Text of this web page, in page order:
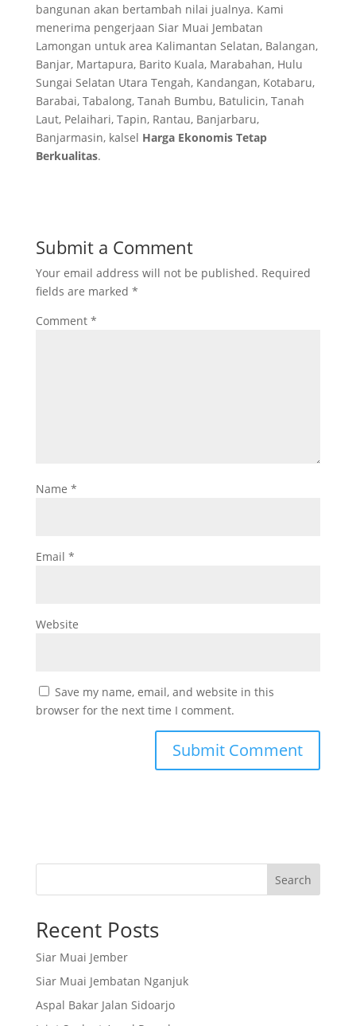
bangunan akan bertambah nilai jualnya. Kami
menerima pengerjaan Siar Muai Jembatan
Lamongan untuk area Kalimantan Selatan, Balangan,
Banjar, Martapura, Barito Kuala, Marabahan, Hulu
Sungai Selatan Utara Tengah, Kandangan, Kotabaru,
Barabai, Tabalong, Tanah Bumbu, Batulicin, Tanah
Laut, Pelaihari, Tapin, Rantau, Banjarbaru,
Banjarmasin, kalsel Harga Ekonomis Tetap
Berkualitas.
Submit a Comment
Your email address will not be published. Required
fields are marked *
Comment *
Name *
Email *
Website
Save my name, email, and website in this
browser for the next time I comment.
Search
Recent Posts
Siar Muai Jember
Siar Muai Jembatan Nganjuk
Aspal Bakar Jalan Sidoarjo